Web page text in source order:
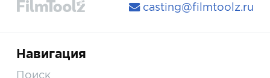
casting@filmtoolz.ru
Навигация
Поиск